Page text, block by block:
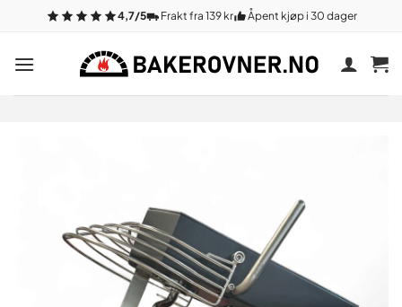
innhold
4,7/5 Frakt fra 139 kr Åpent kjøp i 30 dager